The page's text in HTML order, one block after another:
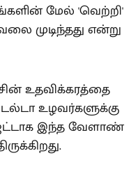
மேல் 'வெற்றி'
முடிந்தது என்று
உதவிக்கரத்தை
உழவர்களுக்கு
இந்த வேளாண்